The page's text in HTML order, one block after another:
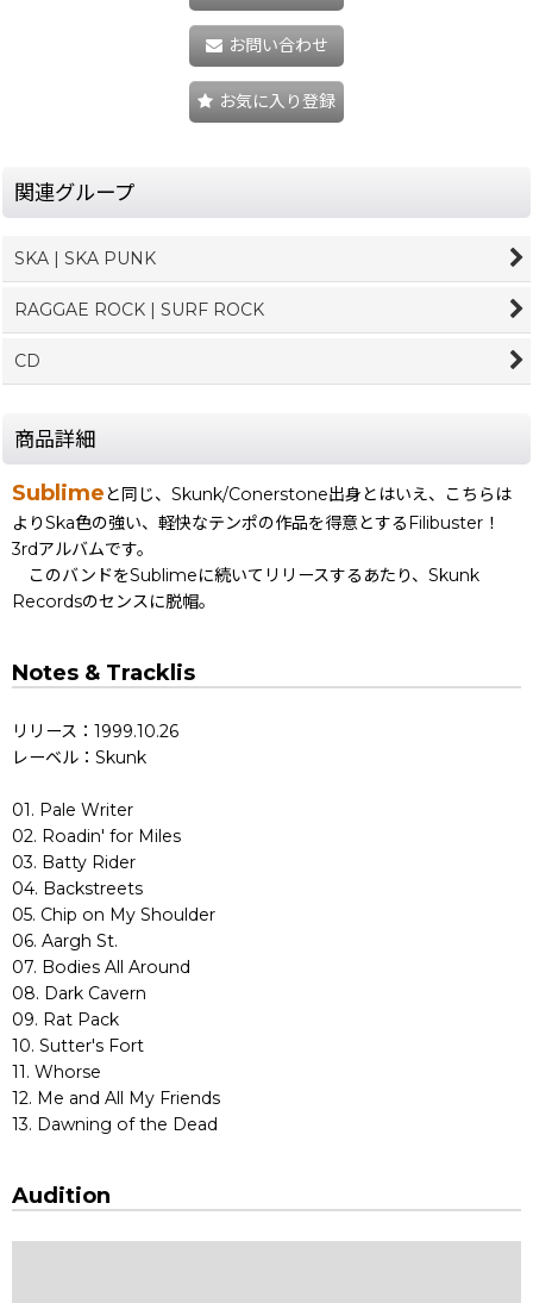
お問い合わせ
お気に入り登録
関連グループ
SKA | SKA PUNK
RAGGAE ROCK | SURF ROCK
CD
商品詳細
Sublimeと同じ、Skunk/Conerstone出身とはいえ、こちらは
よりSka色の強い、軽快なテンポの作品を得意とするFilibuster！
3rdアルバムです。
このバンドをSublimeに続いてリリースするあたり、Skunk
Recordsのセンスに脱帽。
Notes & Tracklis
リリース：1999.10.26
レーベル：Skunk
01. Pale Writer
02. Roadin' for Miles
03. Batty Rider
04. Backstreets
05. Chip on My Shoulder
06. Aargh St.
07. Bodies All Around
08. Dark Cavern
09. Rat Pack
10. Sutter's Fort
11. Whorse
12. Me and All My Friends
13. Dawning of the Dead
Audition